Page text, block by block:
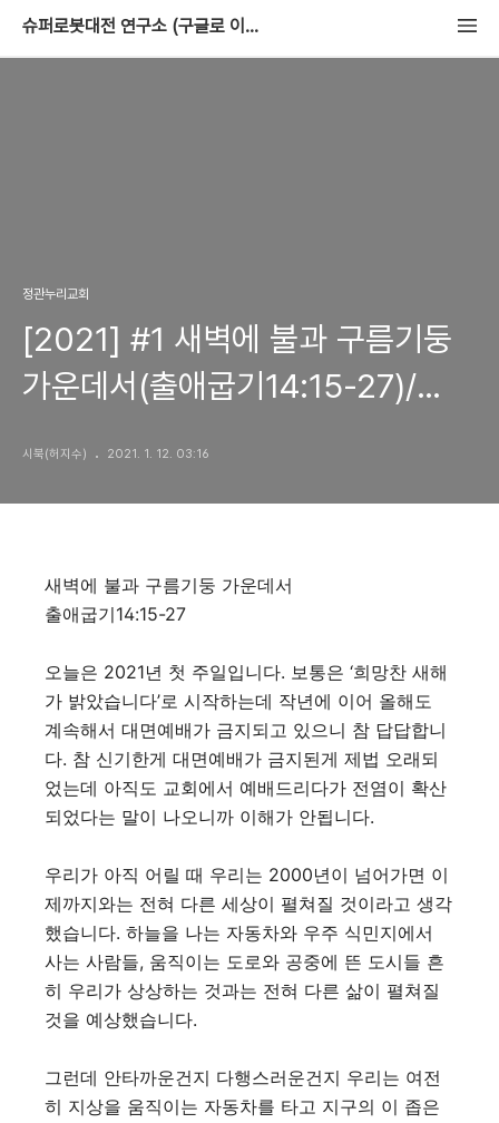
슈퍼로봇대전 연구소 (구글로 이사중)
정관누리교회
[2021] #1 새벽에 불과 구름기둥
가운데서(출애굽기14:15-27)/
시북(허지수) 2021. 1. 12. 03:16
새벽에 불과 구름기둥 가운데서
출애굽기14:15-27
오늘은 2021년 첫 주일입니다. 보통은 ‘희망찬 새해
가 밝았습니다’로 시작하는데 작년에 이어 올해도
계속해서 대면예배가 금지되고 있으니 참 답답합니
다. 참 신기한게 대면예배가 금지된게 제법 오래되
었는데 아직도 교회에서 예배드리다가 전염이 확산
되었다는 말이 나오니까 이해가 안됩니다.
우리가 아직 어릴 때 우리는 2000년이 넘어가면 이
제까지와는 전혀 다른 세상이 펼쳐질 것이라고 생각
했습니다. 하늘을 나는 자동차와 우주 식민지에서
사는 사람들, 움직이는 도로와 공중에 뜬 도시들 흔
히 우리가 상상하는 것과는 전혀 다른 삶이 펼쳐질
것을 예상했습니다.
그런데 안타까운건지 다행스러운건지 우리는 여전
히 지상을 움직이는 자동차를 타고 지구의 이 좁은